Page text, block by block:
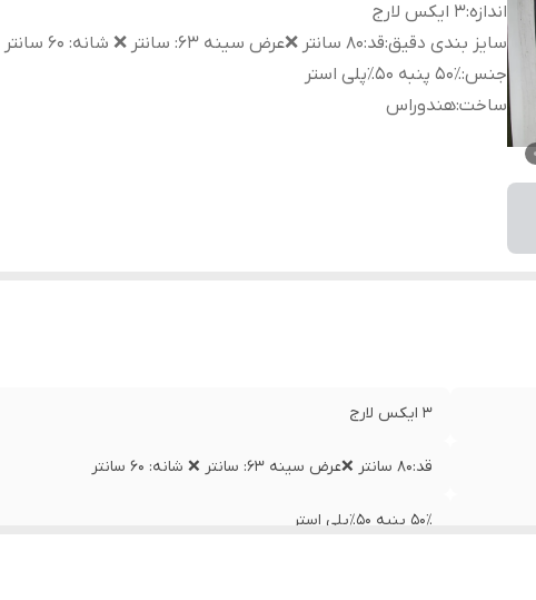
اندازه:۳ ایکس لارج
سایز بندی دقیق:قد:۸۰ سانتر ❌عرض سینه ۶۳: سانتر ❌ شانه: ۶۰ سانتر
جنس:۵۰٪ پنبه ۵۰٪پلی استر
ساخت:هندوراس
۳ ایکس لارج
قد:۸۰ سانتر ❌عرض سینه ۶۳: سانتر ❌ شانه: ۶۰ سانتر
۵۰٪ پنبه ۵۰٪پلی استر